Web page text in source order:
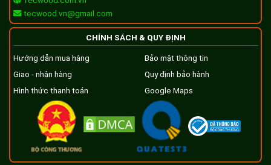
tecwood.vn@gmail.com
CHÍNH SÁCH & QUY ĐỊNH
Hướng dẫn mua hàng
Giao - nhận hàng
Hình thức thanh toán
Bảo mật thông tin
Quy định bảo hành
Google Maps